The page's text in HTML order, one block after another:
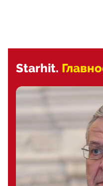
Starhit.